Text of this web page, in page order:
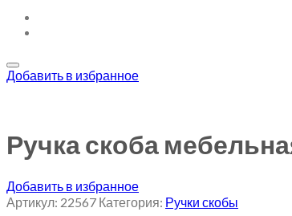
Добавить в избранное
Ручка скоба
Добавить в избранное
Артикул: 22567 Категория: Ручки скобы